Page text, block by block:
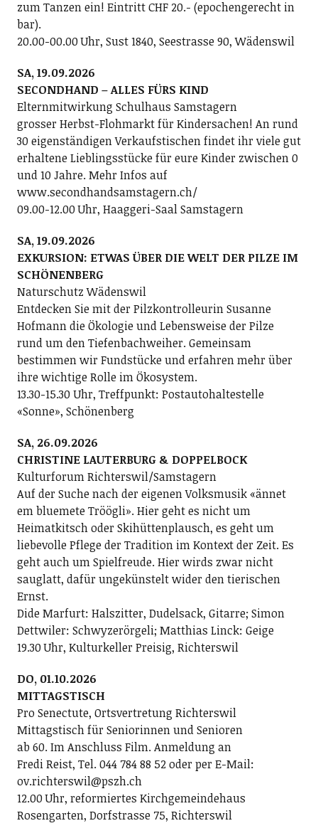
zum Tanzen ein! Eintritt CHF 20.- (epochengerecht in
bar).
20.00-00.00 Uhr, Sust 1840, Seestrasse 90, Wädenswil
SA, 19.09.2026
SECONDHAND – ALLES FÜRS KIND
Elternmitwirkung Schulhaus Samstagern
grosser Herbst-Flohmarkt für Kindersachen! An rund
30 eigenständigen Verkaufstischen findet ihr viele gut
erhaltene Lieblingsstücke für eure Kinder zwischen 0
und 10 Jahre. Mehr Infos auf
www.secondhandsamstagern.ch/
09.00-12.00 Uhr, Haaggeri-Saal Samstagern
SA, 19.09.2026
EXKURSION: ETWAS ÜBER DIE WELT DER PILZE IM
SCHÖNENBERG
Naturschutz Wädenswil
Entdecken Sie mit der Pilzkontrolleurin Susanne
Hofmann die Ökologie und Lebensweise der Pilze
rund um den Tiefenbachweiher. Gemeinsam
bestimmen wir Fundstücke und erfahren mehr über
ihre wichtige Rolle im Ökosystem.
13.30-15.30 Uhr, Treffpunkt: Postautohaltestelle
«Sonne», Schönenberg
SA, 26.09.2026
CHRISTINE LAUTERBURG & DOPPELBOCK
Kulturforum Richterswil/Samstagern
Auf der Suche nach der eigenen Volksmusik «ännet
em bluemete Tröögli». Hier geht es nicht um
Heimatkitsch oder Skihüttenplausch, es geht um
liebevolle Pflege der Tradition im Kontext der Zeit. Es
geht auch um Spielfreude. Hier wirds zwar nicht
sauglatt, dafür ungekünstelt wider den tierischen
Ernst.
Dide Marfurt: Halszitter, Dudelsack, Gitarre; ­Simon
Dettwiler: Schwyzerörgeli; Matthias Linck: Geige
19.30 Uhr, Kulturkeller Preisig, Richterswil
DO, 01.10.2026
MITTAGSTISCH
Pro Senectute, Ortsvertretung Richterswil
Mittagstisch für Seniorinnen und Senioren
ab 60. Im Anschluss Film. Anmeldung an
Fredi Reist, Tel. 044 784 88 52 oder per E-Mail:
ov.richterswil@pszh.ch
12.00 Uhr, reformiertes Kirchgemeindehaus
Rosengarten, Dorfstrasse 75, Richterswil